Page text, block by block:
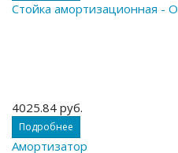
Стойка амортизационная -
4025.84 руб.
Подробнее
Амортизатор